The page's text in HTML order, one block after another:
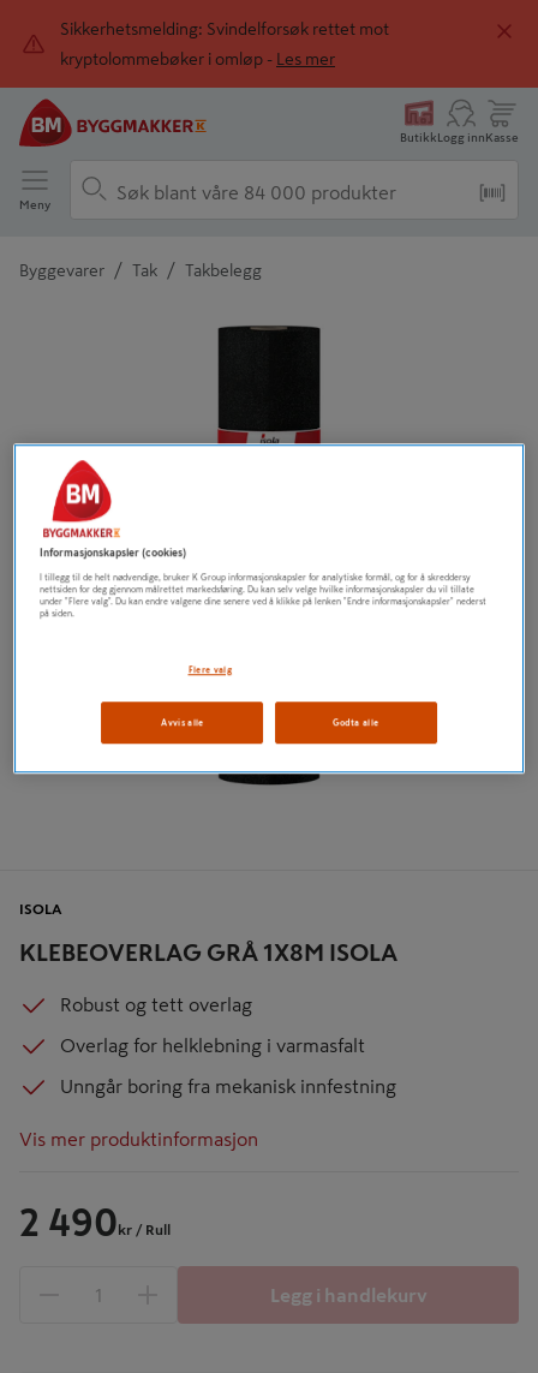
Sikkerhetsmelding: Svindelforsøk rettet mot
kryptolommebøker i omløp -
Les mer
ButikkLogg innKasse
Meny
Byggevarer / Tak / Takbelegg
KLEBEOVERLAG GRÅ 1X8M ISOLA
ISOLA
Robust og tett overlag
Overlag for helklebning i varmasfalt
Unngår boring fra mekanisk innfestning
Vis mer produktinformasjon
2 490 kr / Rull
1 produkter
Legg i handlekurv
Informasjonskapsler (cookies)
I tillegg til de helt nødvendige, bruker K Group informasjonskapsler for analytiske formål, og for å skreddersy
nettsiden for deg gjennom målrettet markedsføring. Du kan selv velge hvilke informasjonskapsler du vil tillate
under "Flere valg". Du kan endre valgene dine senere ved å klikke på lenken "Endre informasjonskapsler" nederst
på siden.
Flere valg
Avvis alle Godta alle